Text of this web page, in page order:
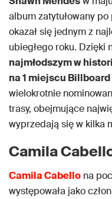
album zatytułowany po
okazał się jednym z
ubiegłego roku. Dzięki
najmłodszym w
na 1 miejscu
wielokrotnie
trasy, obejmujące
wyprzedają się w kilka
Camila
Camila Cabello na
występowała jako